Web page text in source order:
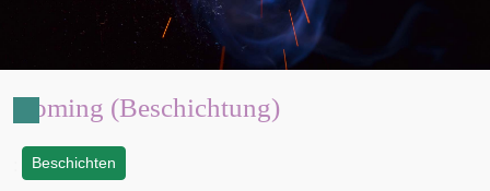
Doming (Beschichtung)
Beschichten